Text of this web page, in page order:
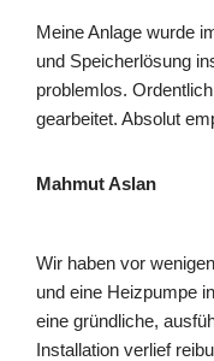
Meine Anlage wurde
und Speicherlösung
problemlos.
gearbeitet. Absolut
Mahmut Aslan
Wir haben vor
und eine Heizpumpe
eine gründliche,
Installation verlief